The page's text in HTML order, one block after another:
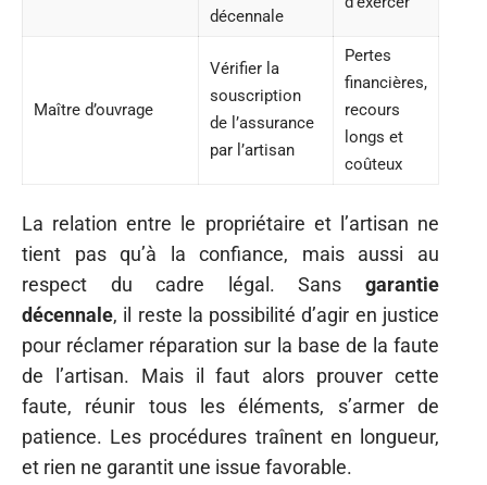
décennale
Maître d’ouvrage
Vérifier la
souscription
de l’assurance
par l’artisan
Pertes
financières,
recours
longs et
coûteux
La relation entre le propriétaire et l’artisan ne
tient pas qu’à la confiance, mais aussi au
respect du cadre légal. Sans garantie
décennale, il reste la possibilité d’agir en justice
pour réclamer réparation sur la base de la faute
de l’artisan. Mais il faut alors prouver cette
faute, réunir tous les éléments, s’armer de
patience. Les procédures traînent en longueur,
et rien ne garantit une issue favorable.